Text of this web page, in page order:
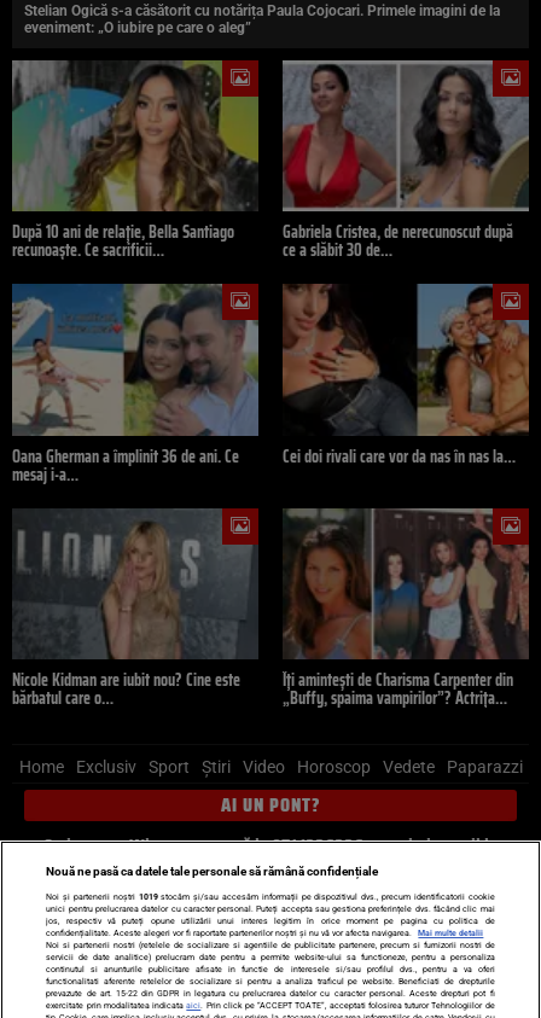
Stelian Ogică s-a căsătorit cu notărița Paula Cojocari. Primele imagini de la
eveniment: „O iubire pe care o aleg”
După 10 ani de relație, Bella Santiago
recunoaște. Ce sacrificii…
Gabriela Cristea, de nerecunoscut după
ce a slăbit 30 de…
Oana Gherman a împlinit 36 de ani. Ce
mesaj i-a…
Cei doi rivali care vor da nas în nas la…
Nicole Kidman are iubit nou? Cine este
bărbatul care o…
Îți amintești de Charisma Carpenter din
„Buffy, spaima vampirilor”? Actrița…
Home Exclusiv Sport Știri Video Horoscop Vedete Paparazzi
AI UN PONT?
Scrie-ne pe Whatsapp, sună la 0741226226 sau trimite mail la
pont@cancan.ro
Știri interne Știri externe
Politică
Ultimele stiri
Diete Insula Iubirii Dictionar de vise
LIFE STYLE
Horoscop
Nouă ne pasă ca datele tale personale să rămână confidențiale
Noi și partenerii noștri 1019stocăm și/sau accesăm informații pe dispozitivul dvs., precum identificatorii cookie
unici pentru prelucrarea datelor cu caracter personal. Puteți accepta sau gestiona preferințele dvs. făcând clic mai
jos, respectiv vă puteți opune utilizării unui interes legitim în orice moment pe pagina cu politica de
confidențialitate. Aceste alegeri vor fi raportate partenerilor noștri și nu vă vor afecta navigarea.
Mai multe detalii
Noi si partenerii nostri (retelele de socializare si agentiile de publicitate partenere, precum si furnizorii nostri de
servicii de date analitice) prelucram date pentru a permite website-ului sa functioneze, pentru a personaliza
continutul si anunturile publicitare afisate in functie de interesele si/sau profilul dvs., pentru a va oferi
functionalitati aferente retelelor de socializare si pentru a analiza traficul pe website. Beneficiati de drepturile
prevazute de art. 15-22 din GDPR in legatura cu prelucrarea datelor cu caracter personal. Aceste drepturi pot fi
exercitate prin modalitatea indicataaici . Prin click pe “ACCEPT TOATE”, acceptati folosirea tuturor Tehnologiilor de